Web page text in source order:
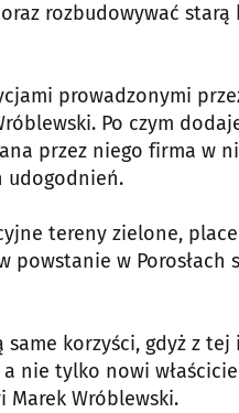
rozbudowywać
prowadzonymi
Po czym
przez niego firma w
udogodnień.
tereny zielone,
w Porosłach
korzyści, gdyż z
nie tylko nowi
Marek Wróblewski.